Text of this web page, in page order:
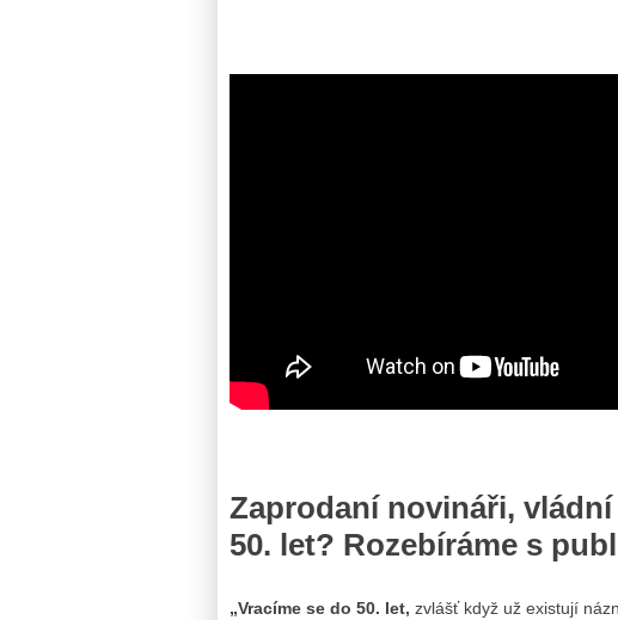
Zaprodaní novináři,
50. let? Rozebíráme s
„Vracíme se do 50. let, zvlášť když už existují